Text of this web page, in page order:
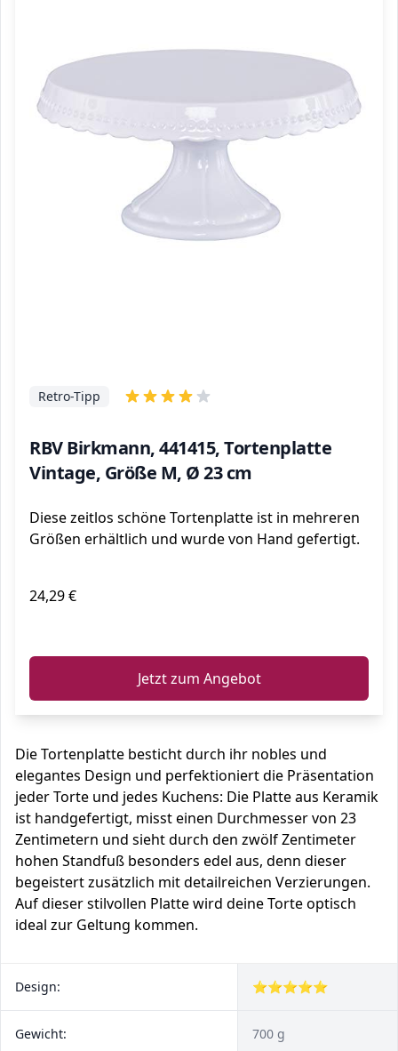
RBV Birkmann, 441415, Tortenplatte
Vintage, Größe M, Ø 23 cm
Retro-Tipp
Diese zeitlos schöne Tortenplatte ist in mehreren
Größen erhältlich und wurde von Hand gefertigt.
24,29 €
Jetzt zum Angebot
Die Tortenplatte besticht durch ihr nobles und
elegantes Design und perfektioniert die Präsentation
jeder Torte und jedes Kuchens: Die Platte aus Keramik
ist handgefertigt, misst einen Durchmesser von 23
Zentimetern und sieht durch den zwölf Zentimeter
hohen Standfuß besonders edel aus, denn dieser
begeistert zusätzlich mit detailreichen Verzierungen.
Auf dieser stilvollen Platte wird deine Torte optisch
ideal zur Geltung kommen.
Design: ⭐⭐⭐⭐⭐
Gewicht: 700 g